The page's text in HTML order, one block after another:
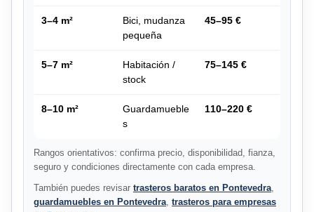
3–4 m²
Bici, mudanza
pequeña
45–95 €
5–7 m²
Habitación /
stock
75–145 €
8–10 m²
Guardamueble
s
110–220 €
Rangos orientativos: confirma precio, disponibilidad, fianza,
seguro y condiciones directamente con cada empresa.
También puedes revisar trasteros baratos en Pontevedra
guardamuebles en Pontevedra trasteros para empresas